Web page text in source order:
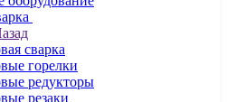
сварка
горелки
редукторы
резаки